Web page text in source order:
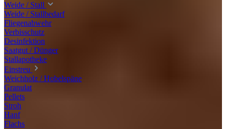
Weide / Stall
Weide / Stallbedarf
Fliegenabwehr
Verbisschutz
Desinfektion
Saatgut / Dünger
Stallapotheke
Einstreu
Weichholz / Hobelspäne
Granulat
Pellets
Stroh
Hanf
Flachs